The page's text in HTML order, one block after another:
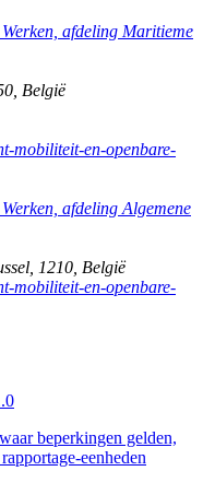
afdeling Maritieme
België
mobiliteit-en-openbare-
afdeling Algemene
1210 België
mobiliteit-en-openbare-
beperkingen gelden,
eenheden